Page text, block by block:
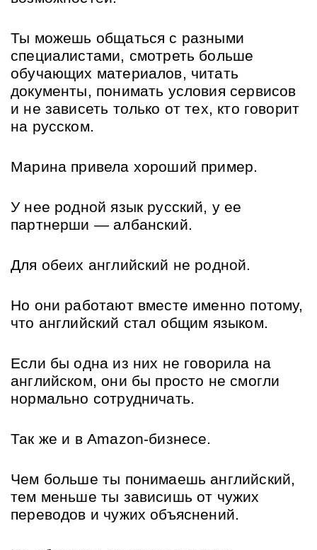
Ты можешь общаться с разными
специалистами, смотреть больше
обучающих материалов, читать
документы, понимать условия сервисов
и не зависеть только от тех, кто говорит
на русском.
Марина привела хороший пример.
У нее родной язык русский, у ее
партнерши — албанский.
Для обеих английский не родной.
Но они работают вместе именно потому,
что английский стал общим языком.
Если бы одна из них не говорила на
английском, они бы просто не смогли
нормально сотрудничать.
Так же и в Amazon-бизнесе.
Чем больше ты понимаешь английский,
тем меньше ты зависишь от чужих
переводов и чужих объяснений.